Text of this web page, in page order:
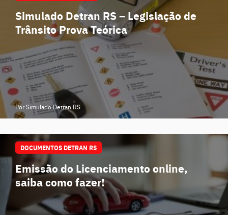
Simulado Detran RS – Legislação de
Trânsito Prova Teórica
Por Simulado Detran RS
DOCUMENTOS DETRAN RS
Emissão do Licenciamento online,
saiba como fazer!